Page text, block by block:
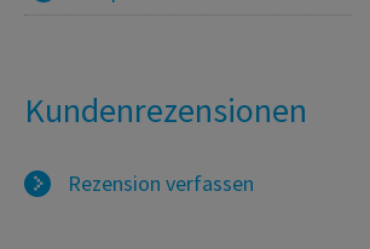
Kundenrezensionen
Rezension verfassen